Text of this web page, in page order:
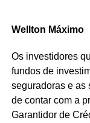
Wellton Máximo
Os investidores
fundos de
seguradoras e as
de contar com a
Garantidor de